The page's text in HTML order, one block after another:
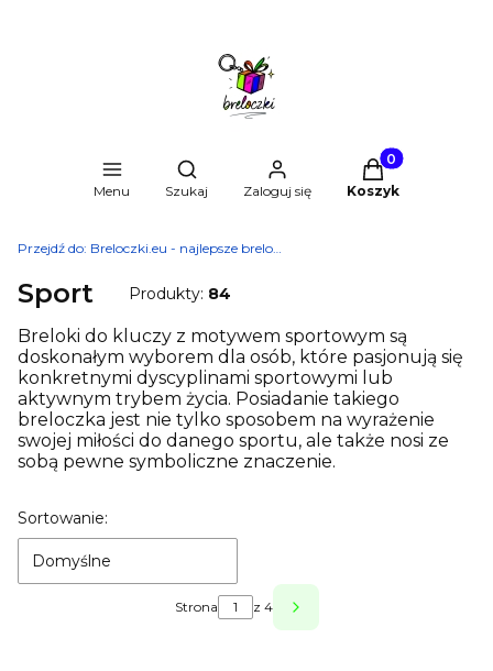
Menu
Otwórz wyszukiwarkę
Szukaj Zaloguj się
Produkty w
Koszyk
Przejdź do: Breloczki.eu - najlepsze breloki do kluczy
Sport Produkty: 84
Breloki do kluczy z motywem sportowym są
doskonałym wyborem dla osób, które pasjonują się
konkretnymi dyscyplinami sportowymi lub
aktywnym trybem życia. Posiadanie takiego
breloczka jest nie tylko sposobem na wyrażenie
swojej miłości do danego sportu, ale także nosi ze
sobą pewne symboliczne znaczenie.
Lista produktów
Sortowanie:
Domyślne
Strona z 4 Następne produkty